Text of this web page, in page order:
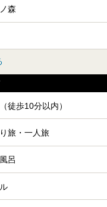
森
徒歩10分以内）
旅・一人旅
呂